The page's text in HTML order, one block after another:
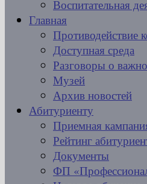
Воспитательная
Главная
Противодействие
Доступная среда
Разговоры о
Музей
Архив новостей
Абитуриенту
Приемная
Рейтинг
Документы
ФП